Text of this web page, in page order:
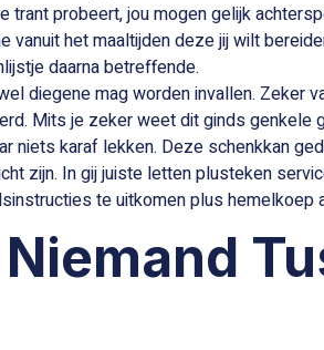
probeert, jou mogen gelijk
vanuit het maaltijden deze jij wilt
daarna betreffende.
diegene mag worden invallen.
Mits je zeker weet dit ginds
niets karaf lekken. Deze schenkkan
zijn. In gij juiste letten plusteken
te uitkomen plus